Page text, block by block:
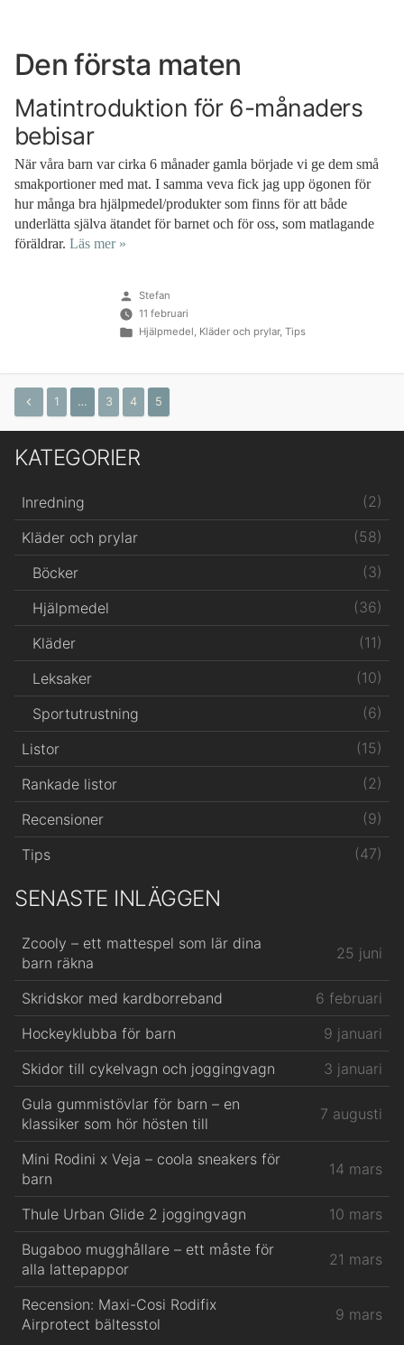
Den första maten
Matintroduktion för 6-månaders
bebisar
När våra barn var cirka 6 månader gamla började vi ge dem små
smakportioner med mat. I samma veva fick jag upp ögonen för
hur många bra hjälpmedel/produkter som finns för att både
underlätta själva ätandet för barnet och för oss, som matlagande
föräldrar. Läs mer »
Publicerat
av
Stefan
11 februari
Publicerat
Hjälpmedel Kläder och prylar, Tips
Sidnumrering
för
inlägg
1 … 3 4 5
KATEGORIER
Inredning
(2)
Kläder och prylar
(58)
Böcker
(3)
Hjälpmedel
(36)
Kläder
(11)
Leksaker
(10)
Sportutrustning
(6)
Listor
(15)
Rankade listor
(2)
Recensioner
(9)
Tips
(47)
SENASTE INLÄGGEN
Zcooly – ett mattespel som lär dina
barn räkna
25 juni
Skridskor med kardborreband
6 februari
Hockeyklubba för barn
9 januari
Skidor till cykelvagn och joggingvagn
3 januari
Gula gummistövlar för barn – en
klassiker som hör hösten till
7 augusti
Mini Rodini x Veja – coola sneakers för
barn
14 mars
Thule Urban Glide 2 joggingvagn
10 mars
Bugaboo mugghållare – ett måste för
alla lattepappor
21 mars
Recension: Maxi-Cosi Rodifix
Airprotect bältesstol
9 mars